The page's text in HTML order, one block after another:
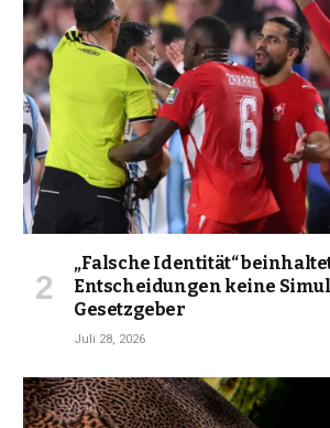
„Falsche Identität“
Entscheidungen keine
Gesetzgeber
Juli 28, 2026